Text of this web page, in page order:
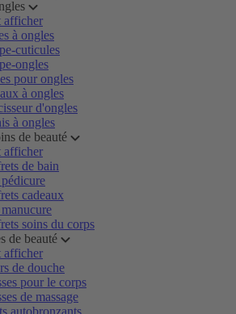
afficher
à ongles
cuticules
ongles
pour ongles
à ongles
d'ongles
à ongles
de beauté
afficher
de bain
cadeaux
soins du corps
de beauté
afficher
de douche
pour le corps
de massage
autobronzants